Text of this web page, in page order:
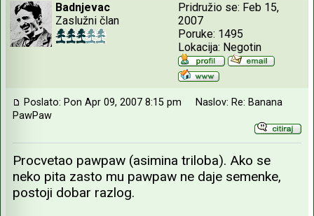
Badnjevac
Zaslužni član
Pridružio se: Feb 15,
2007
Poruke: 1495
Lokacija: Negotin
Poslato: Pon Apr 09, 2007 8:15 pm
Naslov: Re: Banana
PawPaw
Procvetao pawpaw (asimina triloba). Ako se
neko pita zasto mu pawpaw ne daje semenke,
postoji dobar razlog.